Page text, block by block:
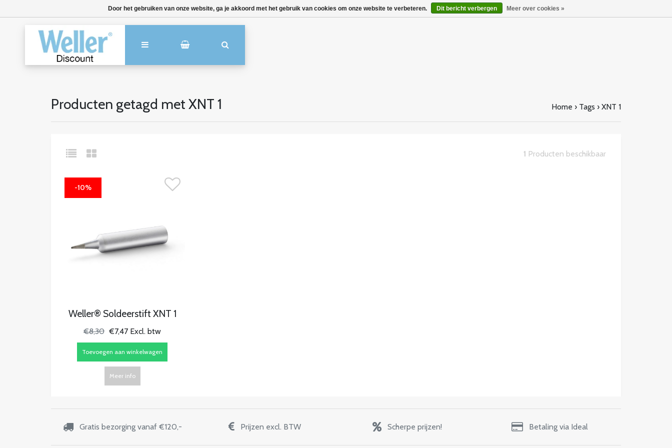
Producten getagd met XNT 1 Home › Tags › XNT 1
1 Producten beschikbaar
-10%
Weller® Soldeerstift XNT 1
€8,30 €7,47 Excl. btw
Toevoegen aan winkelwagen
Meer info
Gratis bezorging vanaf €120,- Prijzen excl. BTW Scherpe prijzen! Betaling via Ideal
Door het gebruiken van onze website, ga je akkoord met het gebruik van cookies om onze website te verbeteren. Dit bericht verbergen Meer over cookies »